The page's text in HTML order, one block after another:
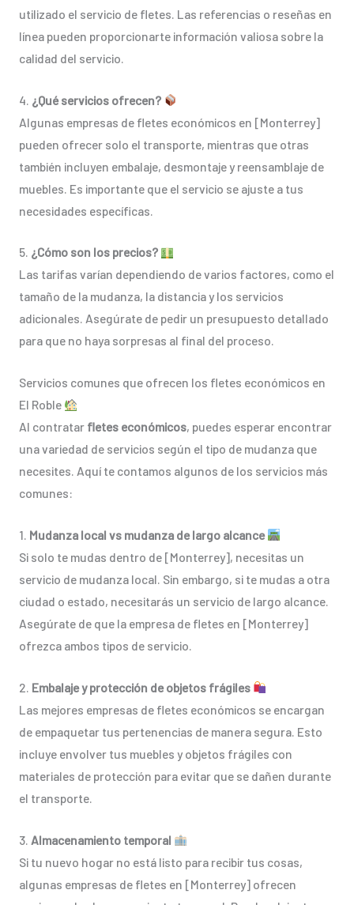
utilizado el servicio de fletes. Las referencias o reseñas en
línea pueden proporcionarte información valiosa sobre la
calidad del servicio.
4. ¿Qué servicios ofrecen?
Algunas empresas de fletes económicos en [Monterrey]
pueden ofrecer solo el transporte, mientras que otras
también incluyen embalaje, desmontaje y reensamblaje de
muebles. Es importante que el servicio se ajuste a tus
necesidades específicas.
5. ¿Cómo son los precios?
Las tarifas varían dependiendo de varios factores, como el
tamaño de la mudanza, la distancia y los servicios
adicionales. Asegúrate de pedir un presupuesto detallado
para que no haya sorpresas al final del proceso.
Servicios comunes que ofrecen los fletes económicos en
El Roble
Al contratar fletes económicos, puedes esperar encontrar
una variedad de servicios según el tipo de mudanza que
necesites. Aquí te contamos algunos de los servicios más
comunes:
1. Mudanza local vs mudanza de largo alcance
Si solo te mudas dentro de [Monterrey], necesitas un
servicio de mudanza local. Sin embargo, si te mudas a otra
ciudad o estado, necesitarás un servicio de largo alcance.
Asegúrate de que la empresa de fletes en [Monterrey]
ofrezca ambos tipos de servicio.
2. Embalaje y protección de objetos frágiles
Las mejores empresas de fletes económicos se encargan
de empaquetar tus pertenencias de manera segura. Esto
incluye envolver tus muebles y objetos frágiles con
materiales de protección para evitar que se dañen durante
el transporte.
3. Almacenamiento temporal
Si tu nuevo hogar no está listo para recibir tus cosas,
algunas empresas de fletes en [Monterrey] ofrecen